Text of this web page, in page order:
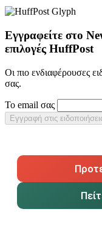
Εγγραφείτε στο
επιλογές HuffPost
Οι πιο ενδιαφέρουσες
σας.
Το email σας
Εγγραφή στις